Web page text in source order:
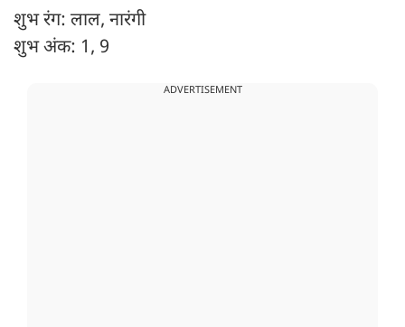
शुभ रंग: लाल, नारंगी
शुभ अंक: 1, 9
ADVERTISEMENT